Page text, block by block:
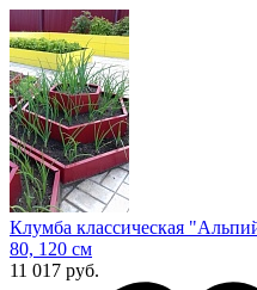
Клумба классическая
80, 120 см
11 017 руб.